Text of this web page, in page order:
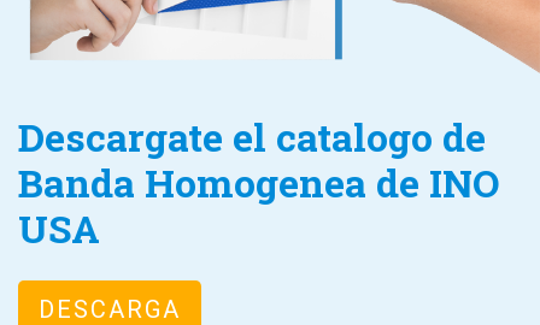
Descargate el catalogo de
Banda Homogenea de INO
USA
DESCARGA